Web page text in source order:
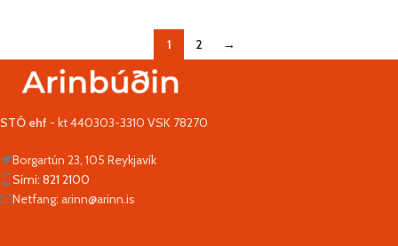
1 2 →
STÓ ehf - kt 440303-3310 VSK 78270
Borgartún 23, 105 Reykjavík
Sími: 821 2100
Netfang: arinn@arinn.is